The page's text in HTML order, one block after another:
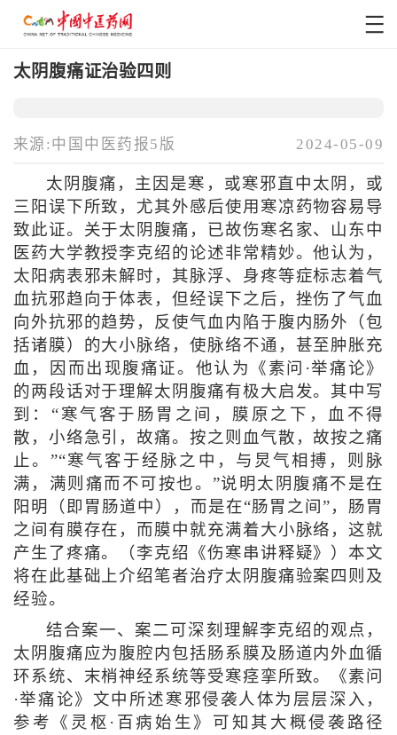
太阴腹痛证治验四则
来源:中国中医药报5版 2024-05-09
太阴腹痛，主因是寒，或寒邪直中太阴，或
三阳误下所致，尤其外感后使用寒凉药物容易导
致此证。关于太阴腹痛，已故伤寒名家、山东中
医药大学教授李克绍的论述非常精妙。他认为，
太阳病表邪未解时，其脉浮、身疼等症标志着气
血抗邪趋向于体表，但经误下之后，挫伤了气血
向外抗邪的趋势，反使气血内陷于腹内肠外（包
括诸膜）的大小脉络，使脉络不通，甚至肿胀充
血，因而出现腹痛证。他认为《素问·举痛论》
的两段话对于理解太阴腹痛有极大启发。其中写
到：“寒气客于肠胃之间，膜原之下，血不得
散，小络急引，故痛。按之则血气散，故按之痛
止。”“寒气客于经脉之中，与炅气相搏，则脉
满，满则痛而不可按也。”说明太阴腹痛不是在
阳明（即胃肠道中），而是在“肠胃之间”，肠胃
之间有膜存在，而膜中就充满着大小脉络，这就
产生了疼痛。（李克绍《伤寒串讲释疑》）本文
将在此基础上介绍笔者治疗太阴腹痛验案四则及
经验。
结合案一、案二可深刻理解李克绍的观点，
太阴腹痛应为腹腔内包括肠系膜及肠道内外血循
环系统、末梢神经系统等受寒痉挛所致。《素问
·举痛论》文中所述寒邪侵袭人体为层层深入，
参考《灵枢·百病始生》可知其大概侵袭路径